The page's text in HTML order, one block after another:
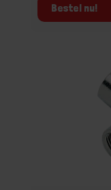
Bestel nu!